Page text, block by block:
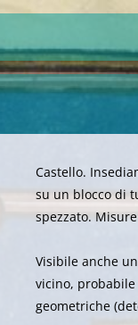
Castello.
su un blocco di
spezzato.
Visibile anche
vicino,
geometriche